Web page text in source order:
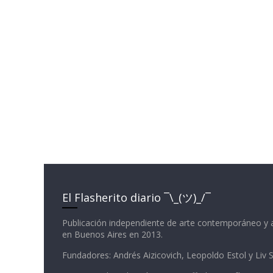
El Flasherito diario ¯\_(ツ)_/¯
Publicación independiente de arte contemporáneo y
en Buenos Aires en 2013.
Fundadores: Andrés Aizicovich, Leopoldo Estol y Liv